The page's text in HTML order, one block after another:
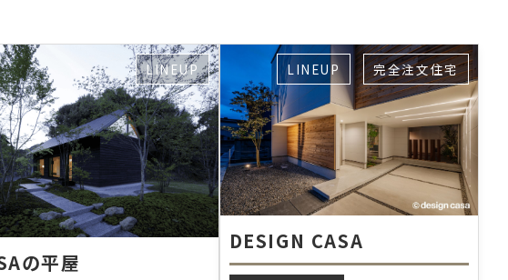
の平屋
LINEUP
DESIGN CASA
LINEUP 完全注文住宅